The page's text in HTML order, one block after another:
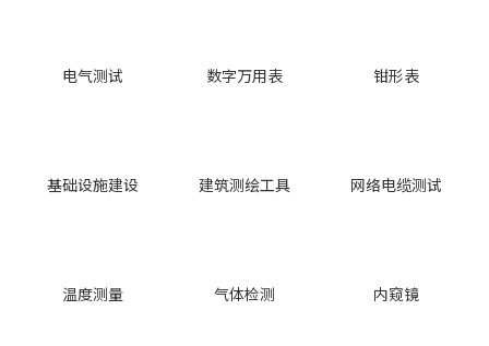
电气测试 数字万用表 钳形表
基础设施建设 建筑测绘工具 网络电缆测试
温度测量 气体检测 内窥镜